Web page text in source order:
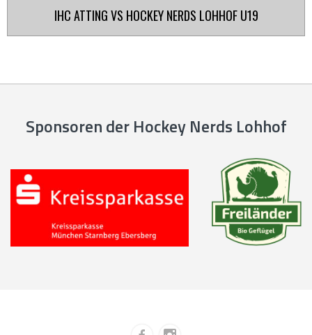
IHC ATTING VS HOCKEY NERDS LOHHOF U19
Sponsoren der Hockey Nerds Lohhof